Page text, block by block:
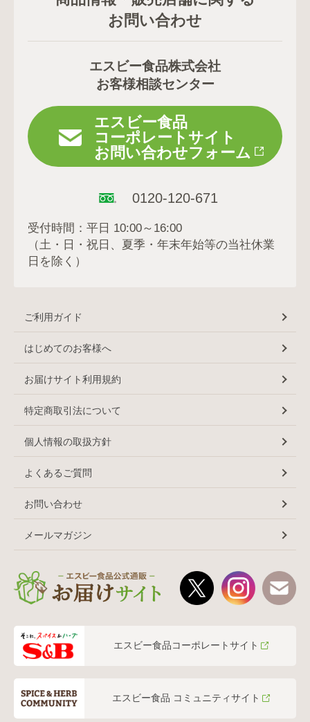
お問い合わせ
エスビー食品株式会社
お客様相談センター
エスビー食品
コーポレートサイト
お問い合わせフォーム
0120-120-671
受付時間：平日 10:00～16:00
（土・日・祝日、夏季・年末年始等の当社休業
日を除く）
ご利用ガイド
はじめてのお客様へ
お届けサイト利用規約
特定商取引法について
個人情報の取扱方針
よくあるご質問
お問い合わせ
メールマガジン
エスビー食品コーポレートサイト
エスビー食品 コミュニティサイト